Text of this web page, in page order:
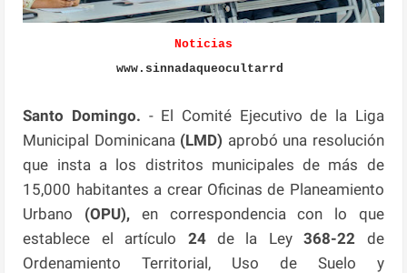
Noticias
www.sinnadaqueocultarrd
Santo Domingo. - El Comité Ejecutivo de la Liga
Municipal Dominicana (LMD) aprobó una resolución
que insta a los distritos municipales de más de
15,000 habitantes a crear Oficinas de Planeamiento
Urbano (OPU), en correspondencia con lo que
establece el artículo 24de la Ley368-22 de
Ordenamiento Territorial, Uso de Suelo y